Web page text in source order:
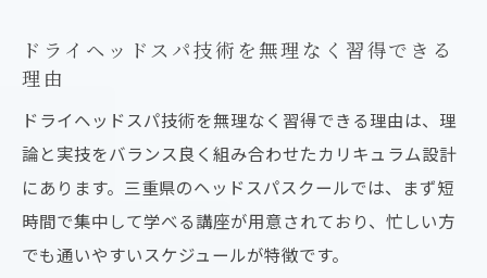
ドライヘッドスパ技術を無理なく習得できる
理由
ドライヘッドスパ技術を無理なく習得できる理由は、理
論と実技をバランス良く組み合わせたカリキュラム設計
にあります。三重県のヘッドスパスクールでは、まず短
時間で集中して学べる講座が用意されており、忙しい方
でも通いやすいスケジュールが特徴です。